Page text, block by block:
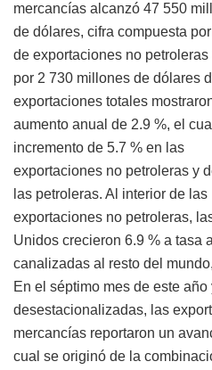
mercancías alcanzó 47 550
de dólares, cifra compuesta
de exportaciones no petroleras
por 2 730 millones de dólares
exportaciones totales
aumento anual de 2.9 %, el
incremento de 5.7 % en las
exportaciones no petroleras y
las petroleras. Al interior de las
exportaciones no petroleras,
Unidos crecieron 6.9 % a tasa
canalizadas al resto del
En el séptimo mes de este año
desestacionalizadas, las
mercancías reportaron un
cual se originó de la